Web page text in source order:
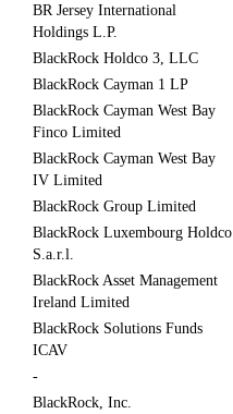
BR Jersey International
Holdings L.P.
BlackRock Holdco 3, LLC
BlackRock Cayman 1 LP
BlackRock Cayman West Bay
Finco Limited
BlackRock Cayman West Bay
IV Limited
BlackRock Group Limited
BlackRock Luxembourg Holdco
S.a.r.l.
BlackRock Asset Management
Ireland Limited
BlackRock Solutions Funds
ICAV
-
BlackRock, Inc.